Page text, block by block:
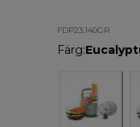
FDP23.140GR
Färg: